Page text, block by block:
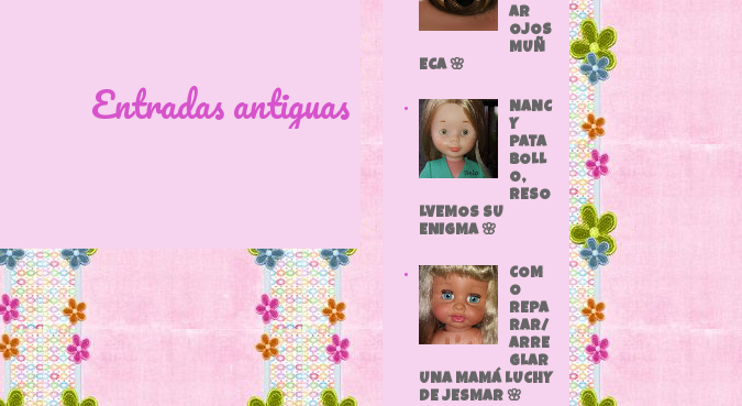
Entradas antiguas
AR
OJOS
MUÑ
ECA 🌸
NANC
Y
PATA
BOLL
O,
RESO
LVEMOS SU
ENIGMA 🌸
COM
O
REPA
RAR/
ARRE
GLAR
UNA MAMÁ LUCHY
DE JESMAR 🌸